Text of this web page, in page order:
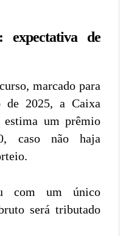
expectativa de
marcado para
2025, a Caixa
estima um prêmio
caso não haja
com um único
será tributado